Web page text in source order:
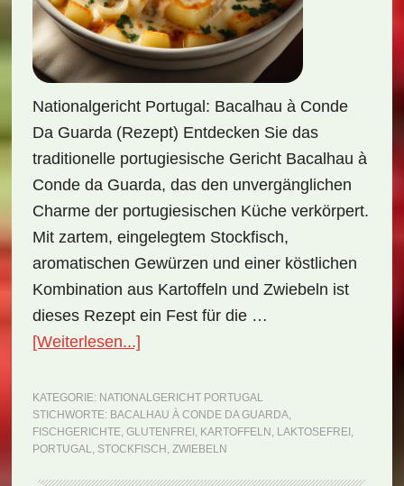
Nationalgericht Portugal: Bacalhau à Conde
Da Guarda (Rezept) Entdecken Sie das
traditionelle portugiesische Gericht Bacalhau à
Conde da Guarda, das den unvergänglichen
Charme der portugiesischen Küche verkörpert.
Mit zartem, eingelegtem Stockfisch,
aromatischen Gewürzen und einer köstlichen
Kombination aus Kartoffeln und Zwiebeln ist
dieses Rezept ein Fest für die …
[Weiterlesen...]ÜberNationalgericht
Bacalhau
à
Conde
KATEGORIE: NATIONALGERICHT PORTUGAL
STICHWORTE: BACALHAU À CONDE DA GUARDA,
FISCHGERICHTE, GLUTENFREI , KARTOFFELN , LAKTOSEFREI ,
PORTUGAL, STOCKFISCH , ZWIEBELN